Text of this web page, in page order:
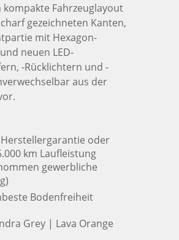
kompakte Fahrzeuglayout
gezeichneten Kanten,
mit Hexagon-
neuen LED-
-Rücklichtern und -
aus der
Herstellergarantie oder
km Laufleistung
gewerbliche
Bodenfreiheit
Grey | Lava Orange